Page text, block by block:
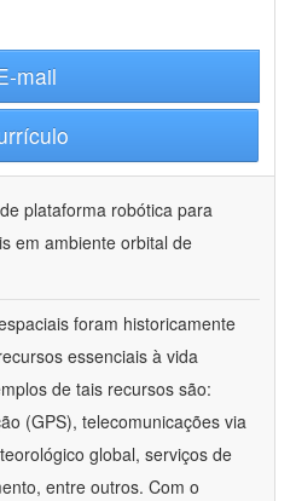
mail
plataforma robótica para
em ambiente orbital de
foram historicamente
essenciais à vida
de tais recursos são:
(GPS), telecomunicações via
global, serviços de
entre outros. Com o